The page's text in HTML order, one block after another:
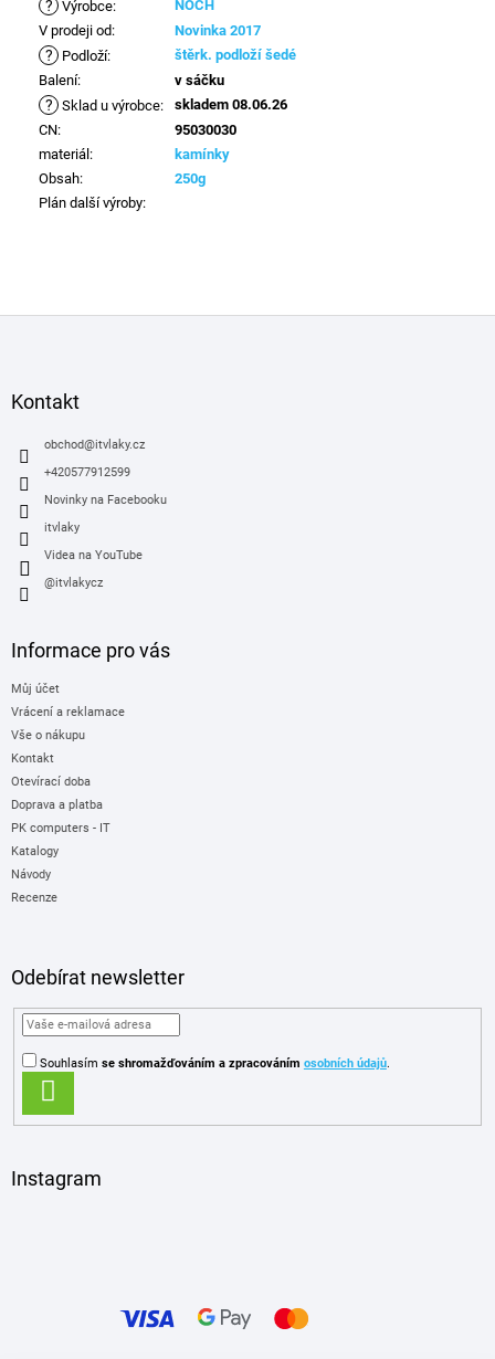
? Výrobce:
NOCH
V prodeji od: Novinka 2017
? Podloží:
štěrk. podloží šedé
Balení: v sáčku
? Sklad u výrobce:
skladem 08.06.26
CN:
95030030
materiál :
kamínky
Obsah:
250g
Plán další výroby:
Kontakt
obchod@itvlaky.cz
+420577912599
Novinky na Facebooku
itvlaky
Videa na YouTube
@itvlakycz
Informace pro vás
Můj účet
Vrácení a reklamace
Vše o nákupu
Kontakt
Otevírací doba
Doprava a platba
PK computers - IT
Katalogy
Návody
Recenze
Odebírat newsletter
Souhlasím se shromažďováním a zpracováním osobních údajů.
SE
Instagram